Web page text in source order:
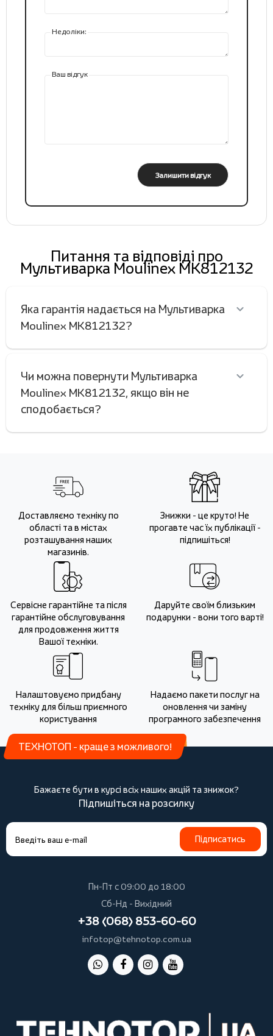
Недоліки:
Ваш відгук
Залишити відгук
Питання та відповіді про
Мультиварка Moulinex MK812132
Яка гарантія надається на Мультиварка
Moulinex MK812132?
Чи можна повернути Мультиварка
Moulinex MK812132, якщо він не
сподобається?
Доставляємо техніку по
області та в містах
розташування наших
магазинів.
Знижки - це круто! Не
прогавте час їх публікації -
підпишіться!
Сервісне гарантійне та після
гарантійне обслуговування
для продовження життя
Вашої техніки.
Даруйте своїм близьким
подарунки - вони того варті!
Налаштовуємо придбану
техніку для більш приємного
користування
Надаємо пакети послуг на
оновлення чи заміну
програмного забезпечення
ТЕХНОТОП - краще з можливого!
Бажаєте бути в курсі всіх наших акцій та знижок?
Підпишіться на розсилку
Підписатись
Пн-Пт с 09:00 до 18:00
Сб-Нд - Вихідний
+38 (068) 853-60-60
infotop@tehnotop.com.ua